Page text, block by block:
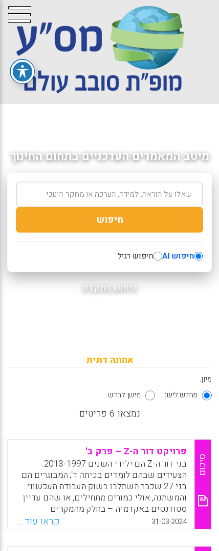
מיטב המאמרים העדכניים בתחום החינוך
חיפוש
חיפוש AI חיפוש רגיל
חיפוש מתקדם
אמונה דתית
מיון:
מחדש לישן
מישן לחדש
נמצאו 6 פריטים
סיכום
פרויקט דור ה-Z – פרק ב'
בני דור ה-Z הם ילידי השנים 2013-1997.
הצעירים שבהם לומדים בכיתה ד'; המבוגרים הם
בני 27 שכבר השתלבו בשוק העבודה העכשווי
והמשתנה, אולי כמורים מתחילים, או שהם עדיין
סטודנטים באקדמיה – בחלק מהמקרים
כתלמידים במכללות להוראה. על מערכת החינוך
להכיר את מאפייניהם ואת צורכיהם. פרויקט
מיוחד של פורטל מס"ע – פרק ב'
31-03-2024 קראו עוד...